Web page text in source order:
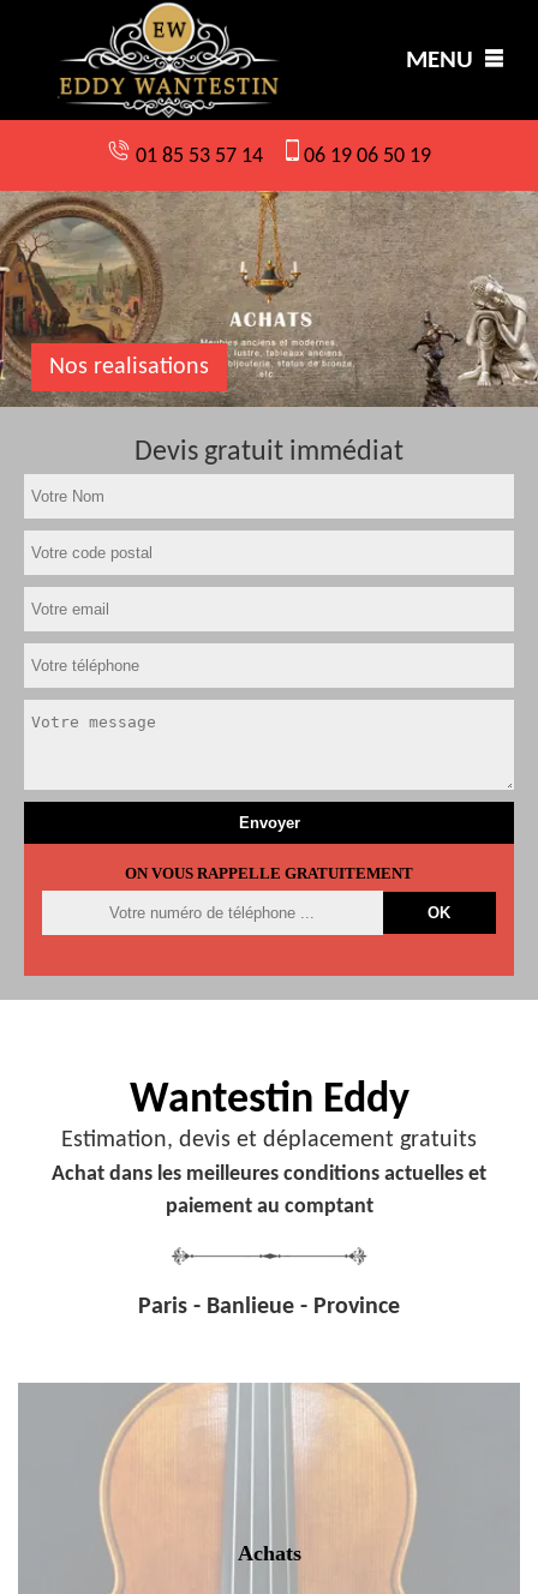
MENU
01 85 53 57 14 06 19 06 50 19
Nos realisations
Devis gratuit immédiat
ON VOUS RAPPELLE GRATUITEMENT
Wantestin Eddy
Estimation, devis et déplacement gratuits
Achat dans les meilleures conditions actuelles et
paiement au comptant
Paris - Banlieue - Province
Achats